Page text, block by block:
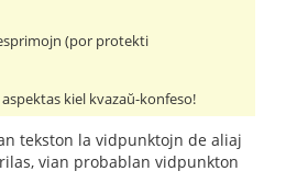
(por protekti
kiel kvazaŭ-konfeso!
tekston la vidpunktojn de aliaj
vian probablan vidpunkton